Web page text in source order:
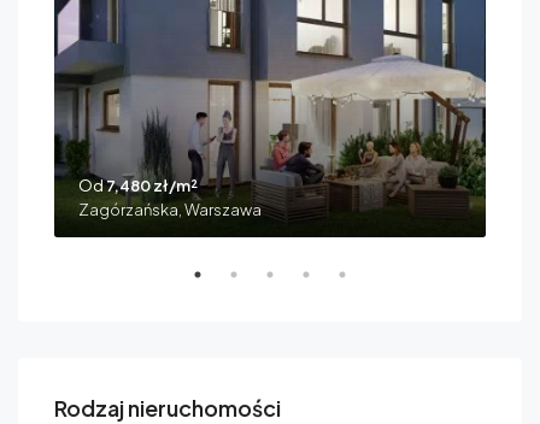
Od7,480 zł/m²
Zagórzańska, Warszawa
Rodzaj nieruchomości